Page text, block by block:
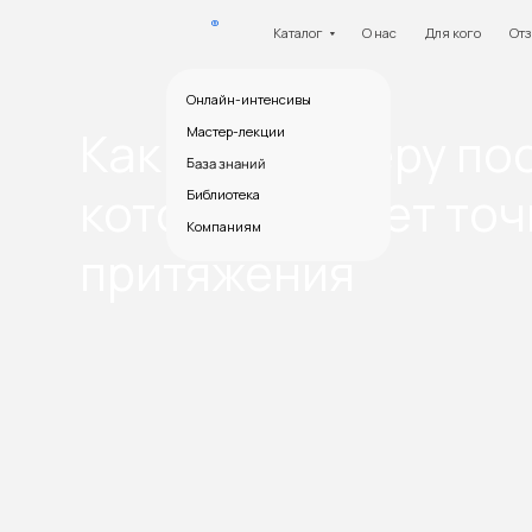
Каталог О нас Для кого Отзывы
База знаний
Библиотека
Компаниям
Как девелоперу
которая станет точкой
притяжения